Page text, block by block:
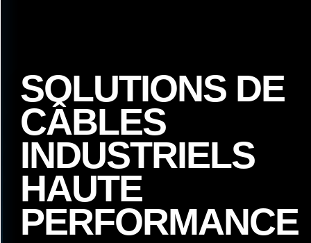
SOLUTIONS DE
CÂBLES
INDUSTRIELS
HAUTE
PERFORMANCE